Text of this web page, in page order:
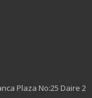
Plaza No:25 Daire 2